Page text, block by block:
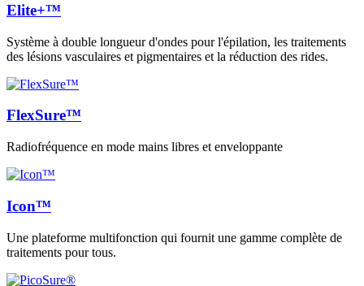
Elite+™
Système à double longueur d'ondes pour l'épilation, les traitements
des lésions vasculaires et pigmentaires et la réduction des rides.
FlexSure™
Radiofréquence en mode mains libres et enveloppante
Icon™
Une plateforme multifonction qui fournit une gamme complète de
traitements pour tous.